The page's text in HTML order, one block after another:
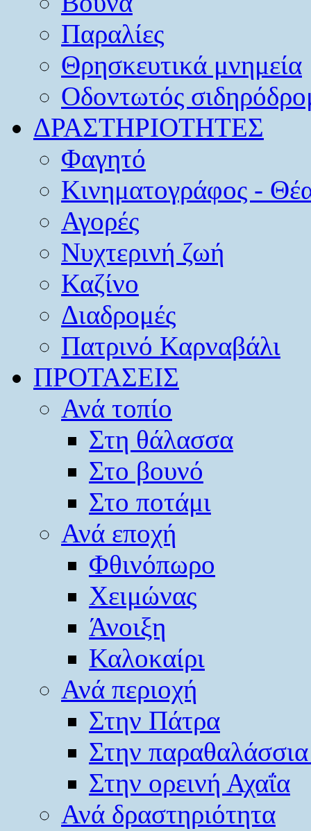
Παραλίες
Θρησκευτικά μνημεία
Οδοντωτός
ΔΡΑΣΤΗΡΙΟΤΗΤΕΣ
Φαγητό
Κινηματογράφος -
Αγορές
Νυχτερινή ζωή
Καζίνο
Διαδρομές
Πατρινό Καρναβάλι
ΠΡΟΤΑΣΕΙΣ
Ανά τοπίο
Στη θάλασσα
Στο βουνό
Στο ποτάμι
Ανά εποχή
Φθινόπωρο
Χειμώνας
Άνοιξη
Καλοκαίρι
Ανά περιοχή
Στην Πάτρα
Στην
Στην ορεινή Αχαΐα
Ανά δραστηριότητα